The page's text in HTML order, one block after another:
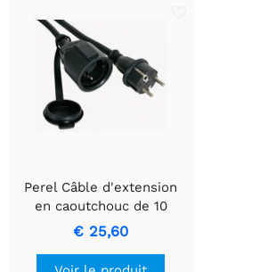
Perel Câble d'extension
en caoutchouc de 10
mètres avec conducteurs
3G1.5
€ 25,60